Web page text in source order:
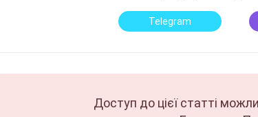
Telegram
Доступ до цієї статті